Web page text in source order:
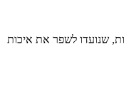
לשפר את איכות